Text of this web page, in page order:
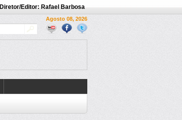
Diretor/Editor: Rafael Barbosa
Agosto 08, 2026